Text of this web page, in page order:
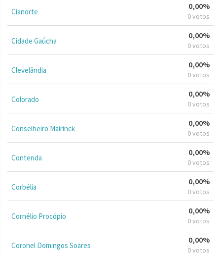
Cianorte
0,00%
0 votos
Cidade Gaúcha
0,00%
0 votos
Clevelândia
0,00%
0 votos
Colorado
0,00%
0 votos
Conselheiro Mairinck
0,00%
0 votos
Contenda
0,00%
0 votos
Corbélia
0,00%
0 votos
Cornélio Procópio
0,00%
0 votos
Coronel Domingos Soares
0,00%
0 votos